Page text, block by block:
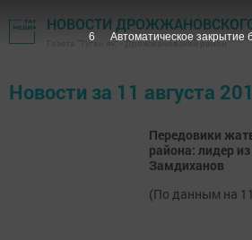
НОВОСТИ
Газета "Туган як" - Дрожжановский район
Новости за 11 августа
Передовики
района: лидер
Замдиханов
(По данным на
6 Автоматическое закрытие